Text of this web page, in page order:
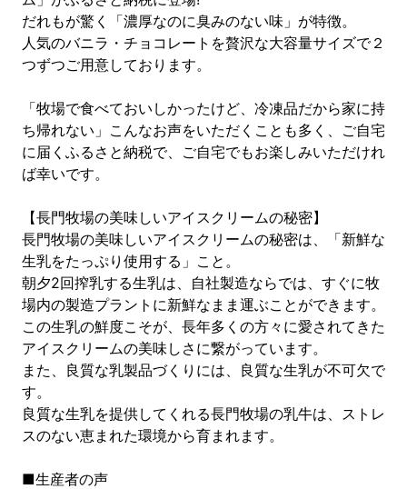
だれもが驚く「濃厚なのに臭みのない味」が特徴。
人気のバニラ・チョコレートを贅沢な大容量サイズで２
つずつご用意しております。
「牧場で食べておいしかったけど、冷凍品だから家に持
ち帰れない」こんなお声をいただくことも多く、ご自宅
に届くふるさと納税で、ご自宅でもお楽しみいただけれ
ば幸いです。
【長門牧場の美味しいアイスクリームの秘密】
長門牧場の美味しいアイスクリームの秘密は、「新鮮な
生乳をたっぷり使用する」こと。
朝夕2回搾乳する生乳は、自社製造ならでは、すぐに牧
場内の製造プラントに新鮮なまま運ぶことができます。
この生乳の鮮度こそが、長年多くの方々に愛されてきた
アイスクリームの美味しさに繋がっています。
また、良質な乳製品づくりには、良質な生乳が不可欠で
す。
良質な生乳を提供してくれる長門牧場の乳牛は、ストレ
スのない恵まれた環境から育まれます。
■生産者の声